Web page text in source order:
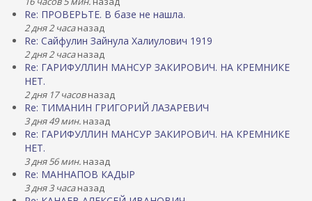
Re: ПРОВЕРЬТЕ. В базе не нашла.
2 дня 2 часаназад
Re: Сайфулин Зайнула Халиулович 1919
2 дня 2 часаназад
Re: ГАРИФУЛЛИН МАНСУР ЗАКИРОВИЧ. НА КРЕМНИКЕ
НЕТ.
2 дня 17 часовназад
Re: ТИМАНИН ГРИГОРИЙ ЛАЗАРЕВИЧ
3 дня 49 мин. назад
Re: ГАРИФУЛЛИН МАНСУР ЗАКИРОВИЧ. НА КРЕМНИКЕ
НЕТ.
3 дня 56 мин. назад
Re: МАННАПОВ КАДЫР
3 дня 3 часаназад